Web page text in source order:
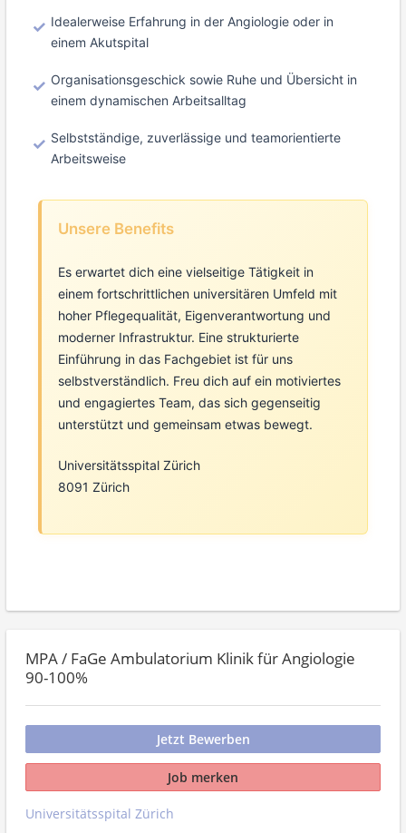
Idealerweise Erfahrung in der Angiologie oder in
einem Akutspital
Organisationsgeschick sowie Ruhe und Übersicht in
einem dynamischen Arbeitsalltag
Selbstständige, zuverlässige und teamorientierte
Arbeitsweise
Unsere Benefits
Es erwartet dich eine vielseitige Tätigkeit in
einem fortschrittlichen universitären Umfeld mit
hoher Pflegequalität, Eigenverantwortung und
moderner Infrastruktur. Eine strukturierte
Einführung in das Fachgebiet ist für uns
selbstverständlich. Freu dich auf ein motiviertes
und engagiertes Team, das sich gegenseitig
unterstützt und gemeinsam etwas bewegt.
Universitätsspital Zürich
8091 Zürich
MPA / FaGe Ambulatorium Klinik für Angiologie
90-100%
Jetzt Bewerben
Job merken
Universitätsspital Zürich